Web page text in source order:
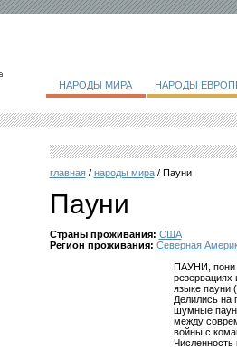
НАРОДЫ МИРА НАРОДЫ
главная/ народы мира/ Пауни
Пауни
Страны проживания: США
Регион проживания: Северная
ПАУНИ, пони
резервациях
языке пауни
Делились на
шумные
между
войны с
Численность